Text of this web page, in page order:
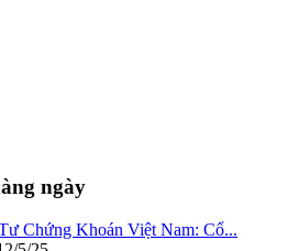
ngày
Chứng Khoán Việt Nam: Cổ...